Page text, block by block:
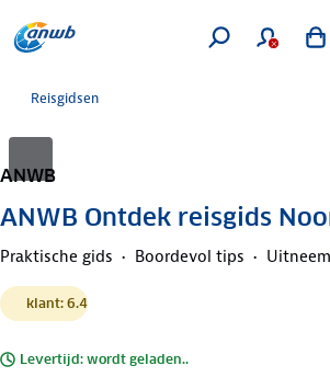
Reisgidsen
ANWB
ANWB Ontdek reisgids
Praktische gids Boordevol tips
klant: 6.4
Levertijd: wordt geladen..